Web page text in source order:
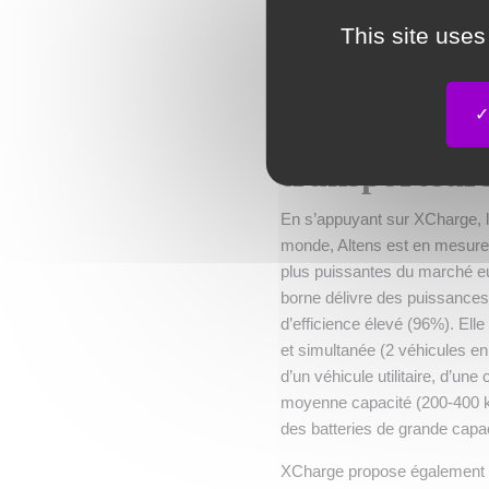
possible car la stratégie et
Des
transporteurs
En s’appuyant sur
monde, Altens est en
plus puissantes du marché
borne délivre des
d’efficience élevé (96%).
et simultanée (2 véhicules
d’un véhicule utilitaire,
moyenne capacité (200-400
des batteries de grande
XCharge propose
This site